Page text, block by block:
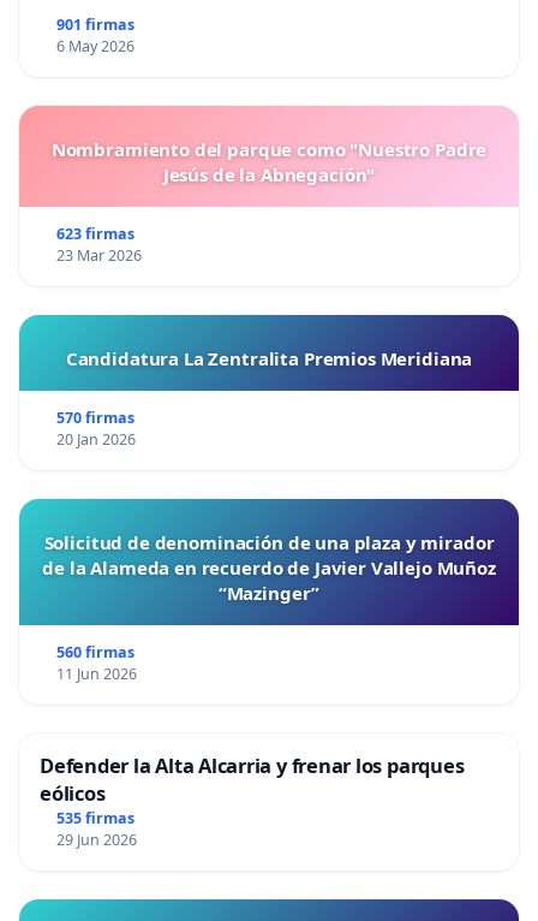
901 firmas
6 May 2026
Nombramiento del parque como "Nuestro Padre
Jesús de la Abnegación"
623 firmas
23 Mar 2026
Candidatura La Zentralita Premios Meridiana
570 firmas
20 Jan 2026
Solicitud de denominación de una plaza y mirador
de la Alameda en recuerdo de Javier Vallejo Muñoz
“Mazinger”
560 firmas
11 Jun 2026
Defender la Alta Alcarria y frenar los parques
eólicos
535 firmas
29 Jun 2026